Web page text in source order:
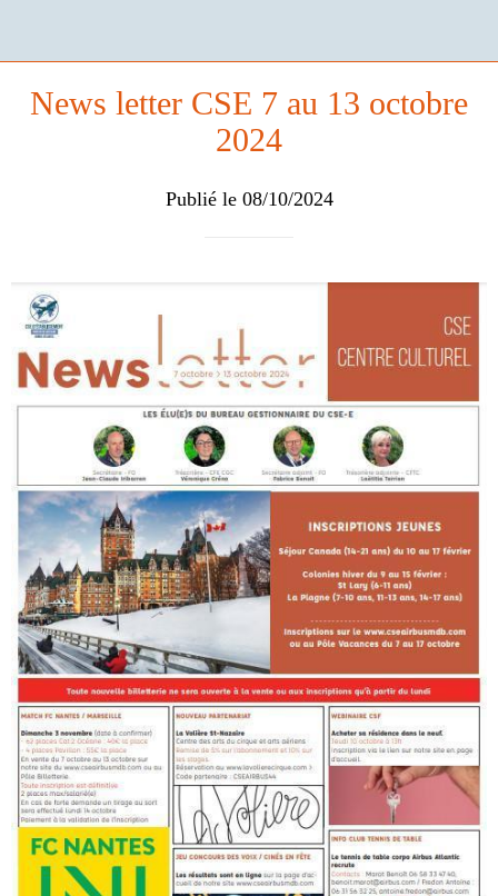
News letter CSE 7 au 13 octobre
2024
Publié le 08/10/2024